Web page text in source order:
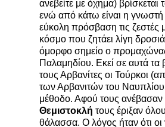
ανεβείτε με όχημα)
ενώ από κάτω είναι η γνωστή
εύκολη πρόσβαση τις ζεστές
κόσμο που ζητάει λίγη
όμορφο σημείο ο
Παλαμηδίου. Εκεί σε αυτά τα
τους Αρβανίτες οι Τούρκοι
των Αρβανιτών του
μέθοδο. Αφού τους
Θεμιστοκλή τους έριξαν
θάλασσα. Ο λόγος ήταν ότι